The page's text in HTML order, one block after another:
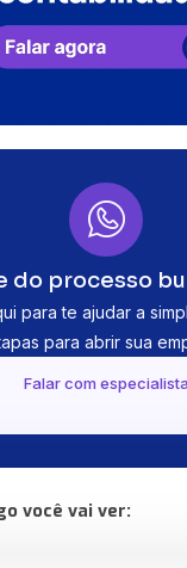
do processo
para te ajudar a
para abrir sua
Falar com especialista
você vai ver: